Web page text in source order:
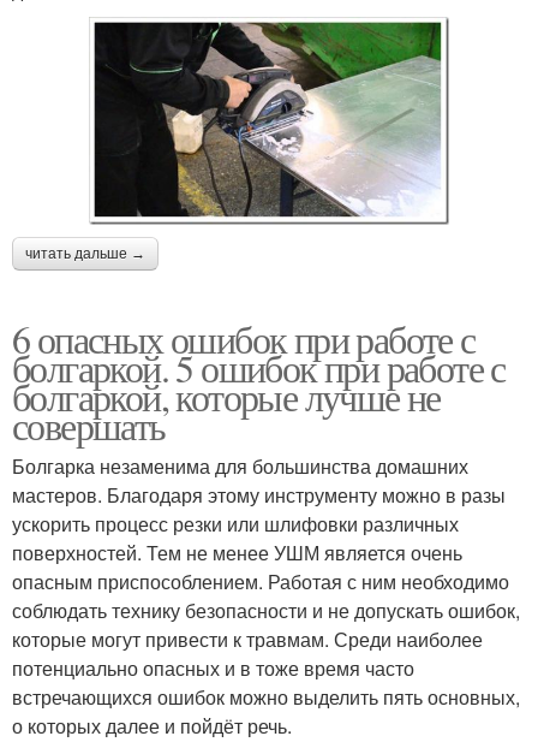
читать дальше →
6 опасных ошибок при работе с
болгаркой. 5 ошибок при работе с
болгаркой, которые лучше не
совершать
Болгарка незаменима для большинства домашних
мастеров. Благодаря этому инструменту можно в разы
ускорить процесс резки или шлифовки различных
поверхностей. Тем не менее УШМ является очень
опасным приспособлением. Работая с ним необходимо
соблюдать технику безопасности и не допускать ошибок,
которые могут привести к травмам. Среди наиболее
потенциально опасных и в тоже время часто
встречающихся ошибок можно выделить пять основных,
о которых далее и пойдёт речь.